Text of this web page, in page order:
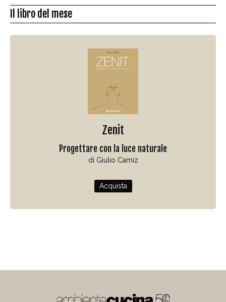
Il libro del mese
Zenit
Progettare con la luce naturale
di Giulio Camiz
Acquista